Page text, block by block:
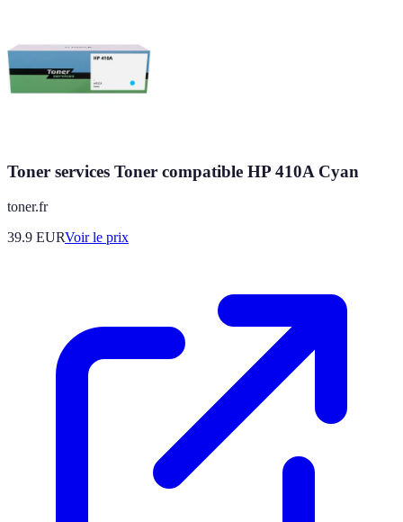
Toner services Toner compatible HP 410A Cyan
toner.fr
39.9 EURVoir le prix